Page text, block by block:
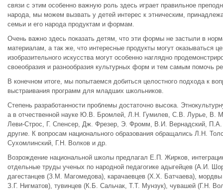
связи с этим особенно важную роль здесь играет правильное
народа, мы можем вызвать у детей интерес к этническим,
семьи и его народа продуктам и формам.
Очень важно здесь показать детям, что эти формы не застыли в
материалам, а так же, что интересные продукты могут оказываться
изобразительного искусства могут особенно наглядно
своеобразия и разнообразия культурных форм и тем самым помочь
В конечном итоге, мы попытаемся добиться целостного подхода к
выстраивания программ для младших школьников.
Степень разработанности проблемы достаточно высока.
а в отчественной науке Ю.В. Бромлей, Л.Н. Гумилев, С.В. Лурье, В.
Леви-Строс, Г. Спенсер, Дж. Фрезер, Э. Фромм, В.И. Вернадский,
другие. К вопросам национального образования обращались Л.Н.
Сухомлинский, Г.Н. Волков и др.
Возрождение национальной школы предлагал Е.П. Жирков,
отдельные труды ученых по народной педагогике адыгейцев (А.И.
дагестанцев (З.М. Магомедова), карачаевцев (Х.Х. Батчаева),
З.Г. Нигматов), тувинцев (К.Б. Сальчак, Т.Т. Мунзук), чувашей (Г.Н.